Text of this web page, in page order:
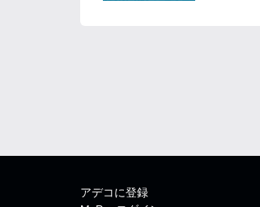
アデコに登録